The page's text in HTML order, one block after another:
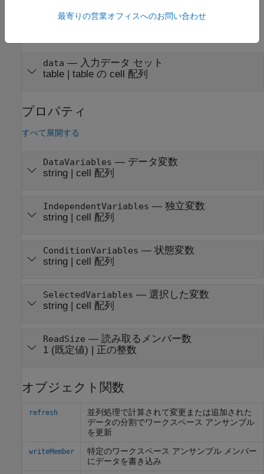
入力引数
data — 入力データ セット
table| table の cell 配列
プロパティ
すべて展開する
DataVariables — データ変数
string| cell 配列
IndependentVariables — 独立変数
string| cell 配列
ConditionVariables — 状態変数
string| cell 配列
SelectedVariables — 選択した変数
string| cell 配列
ReadSize — 読み取るメンバー数
1(既定値) | 正の整数
オブジェクト関数
refresh
並列処理で計算されて変更または追加された
データの分割でワークスペース アンサンブル
を更新
writeMember
特定のワークスペース アンサンブル メンバー
にデータを書き込み
最寄りの営業オフィスへのお問い合わせ